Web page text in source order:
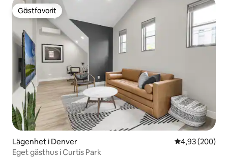
Gästfavorit
Gästfavorit
Lägenhet i Denver 4,93 av 5 i
4,93 (200)
Eget gästhus i Curtis Park